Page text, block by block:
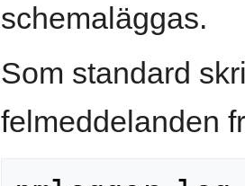
schemaläggas.
Som standard
felmeddelanden